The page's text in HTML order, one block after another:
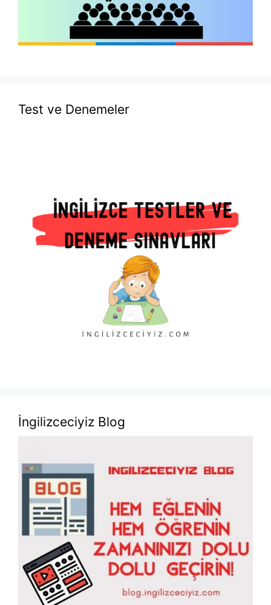
Test ve Denemeler
İngilizceciyiz Blog